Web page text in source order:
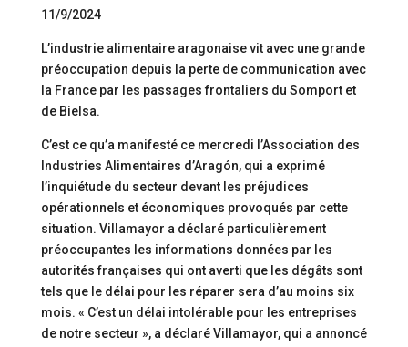
11/9/2024
L’industrie alimentaire aragonaise vit avec une grande
préoccupation depuis la perte de communication avec
la France par les passages frontaliers du Somport et
de Bielsa.
C’est ce qu’a manifesté ce mercredi l’Association des
Industries Alimentaires d’Aragón, qui a exprimé
l’inquiétude du secteur devant les préjudices
opérationnels et économiques provoqués par cette
situation. Villamayor a déclaré particulièrement
préoccupantes les informations données par les
autorités françaises qui ont averti que les dégâts sont
tels que le délai pour les réparer sera d’au moins six
mois. « C’est un délai intolérable pour les entreprises
de notre secteur », a déclaré Villamayor, qui a annoncé